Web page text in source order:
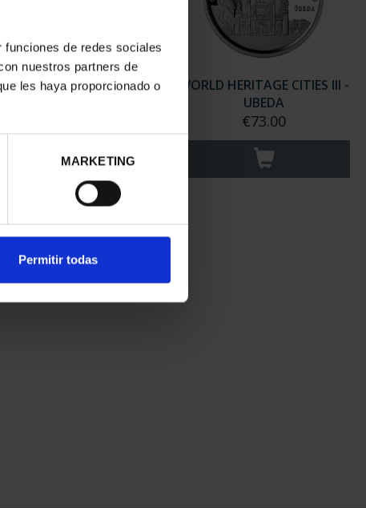
de redes sociales
nuestros partners de
les haya proporcionado o
MARKETING
Permitir todas
HERITAGE CITIES III -
WORLD HERITAGE CITIES III -
UBEDA
€73.00